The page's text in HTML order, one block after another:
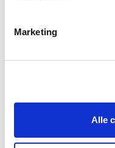
Marketing
Alle